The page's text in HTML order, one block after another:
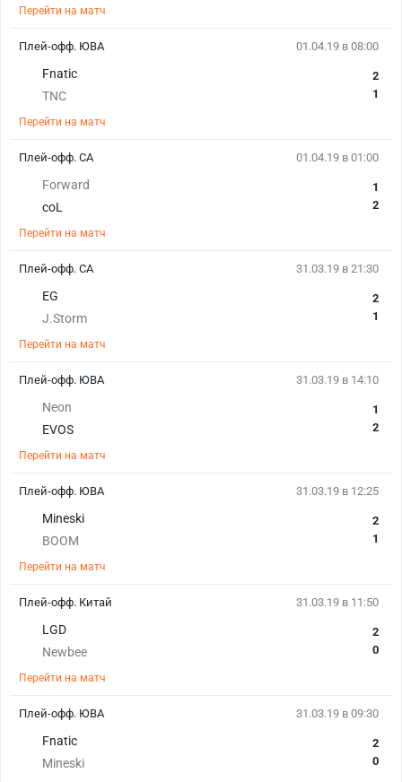
Перейти на матч
01.04.19 в 08:00
Fnatic
TNC
2
1
Перейти на матч
Плей-офф. ЮВА
01.04.19 в 01:00
Forward
coL
1
2
Перейти на матч
Плей-офф. СА
31.03.19 в 21:30
EG
J.Storm
2
1
Перейти на матч
Плей-офф. СА
31.03.19 в 14:10
Neon
EVOS
1
2
Перейти на матч
Плей-офф. ЮВА
31.03.19 в 12:25
Mineski
BOOM
2
1
Перейти на матч
Плей-офф. ЮВА
31.03.19 в 11:50
LGD
Newbee
2
0
Перейти на матч
Плей-офф. Китай
31.03.19 в 09:30
Fnatic
Mineski
2
0
Плей-офф. ЮВА